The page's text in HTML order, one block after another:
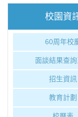
校園資
60周年校
面談結果查
招生資訊
教育計劃